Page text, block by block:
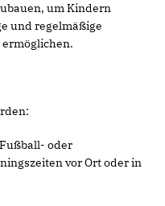
um Kindern
und regelmäßige
oder
vor Ort oder in